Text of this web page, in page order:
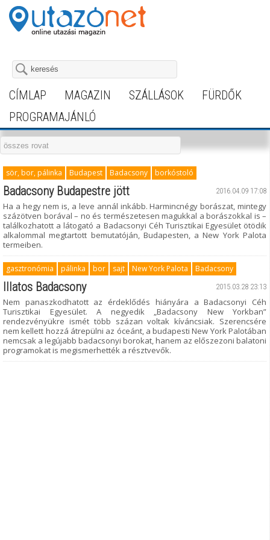
CÍMLAP MAGAZIN SZÁLLÁSOK
FÜRDŐK
PROGRAMAJÁNLÓ
sör, bor, pálinka Budapest Badacsony borkóstoló
2016.04.09 17:08
Badacsony Budapestre jött
Ha a hegy nem is, a leve annál inkább. Harmincnégy borászat, mintegy
százötven borával – no és természetesen magukkal a borászokkal is –
találkozhatott a látogató a Badacsonyi Céh Turisztikai Egyesület ötödik
alkalommal megtartott bemutatóján, Budapesten, a New York Palota
termeiben.
gasztronómia pálinka bor sajt New York Palota Badacsony
2015.03.28 23:13
Illatos Badacsony
Nem panaszkodhatott az érdeklődés hiányára a Badacsonyi Céh
Turisztikai Egyesület. A negyedik „Badacsony New Yorkban”
rendezvényükre ismét több százan voltak kíváncsiak. Szerencsére
nem kellett hozzá átrepülni az óceánt, a budapesti New York Palotában
nemcsak a legújabb badacsonyi borokat, hanem az előszezoni balatoni
programokat is megismerhették a résztvevők.